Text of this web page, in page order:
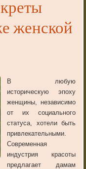
женской
В любую
историческую эпоху
женщины, независимо
от их социального
статуса, хотели быть
привлекательными.
Современная
индустрия красоты
предлагает дамам